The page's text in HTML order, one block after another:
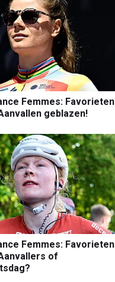
Femmes: Favorieten
geblazen!
Femmes: Favorieten
of